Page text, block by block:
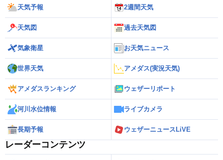
天気予報 2週間天気
天気図 過去天気図
気象衛星 お天気ニュース
世界天気 アメダス(実況天気)
アメダスランキング ウェザーリポート
河川水位情報 ライブカメラ
長期予報 ウェザーニュースLiVE
レーダーコンテンツ